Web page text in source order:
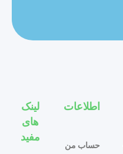
اطلاعات
حساب من
لینک
های
مفید